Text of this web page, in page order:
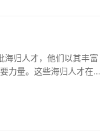
力量。这些海归人才在